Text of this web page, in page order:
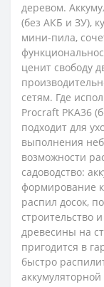
деревом.
(без АКБ и ЗУ),
мини-пила,
ценит свободу
сетям. Где
Procraft PKA36
подходит для
выполнения
возможности
садоводство:
формирование
распил досок,
строительство
древесины на
пригодится в
быстро